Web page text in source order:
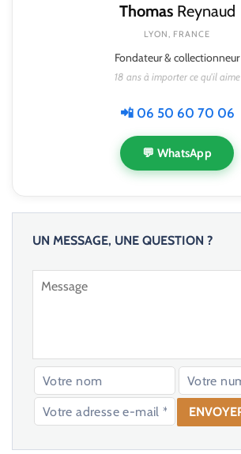
ThomasReynaud
LYON, FRANCE
Fondateur & collectionneur
18 ans à importer ce qu'il aime
📲 06 50 60 70 06
💬 WhatsApp
UN MESSAGE, UNE QUESTION ?